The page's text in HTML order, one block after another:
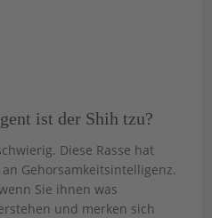
ist der Shih tzu?
Diese Rasse hat
Gehorsamkeitsintelligenz.
Sie ihnen was
und merken sich